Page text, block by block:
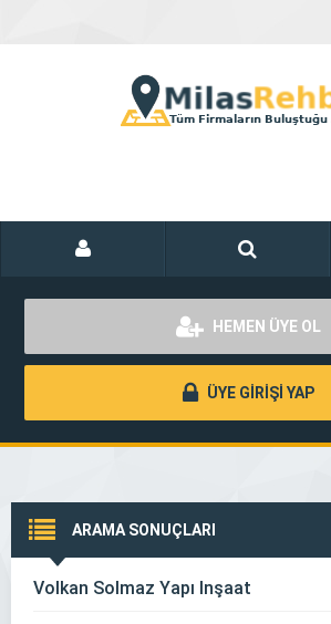
HEMEN ÜYE OL
ÜYE GİRİŞİ YAP
ARAMA SONUÇLARI
Volkan Solmaz Yapı İnşaat